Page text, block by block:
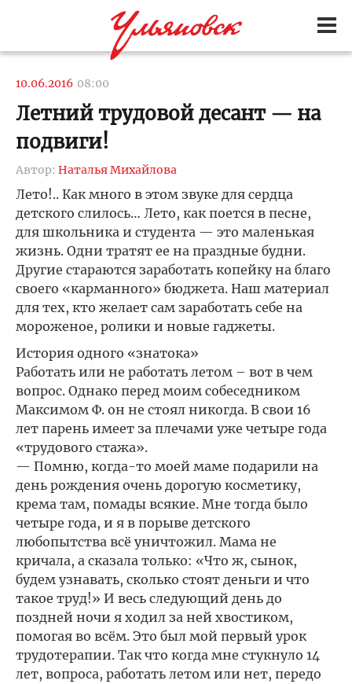
10.06.2016 08:00
Летний трудовой десант — на
подвиги!
Автор: Наталья Михайлова
Лето!.. Как много в этом звуке для сердца
детского слилось… Лето, как поется в песне,
для школьника и студента — это маленькая
жизнь. Одни тратят ее на праздные будни.
Другие стараются заработать копейку на благо
своего «карманного» бюджета. Наш материал
для тех, кто желает сам заработать себе на
мороженое, ролики и новые гаджеты.
История одного «знатока»
Работать или не работать летом – вот в чем
вопрос. Однако перед моим собеседником
Максимом Ф. он не стоял никогда. В свои 16
лет парень имеет за плечами уже четыре года
«трудового стажа».
— Помню, когда-то моей маме подарили на
день рождения очень дорогую косметику,
крема там, помады всякие. Мне тогда было
четыре года, и я в порыве детского
любопытства всё уничтожил. Мама не
кричала, а сказала только: «Что ж, сынок,
будем узнавать, сколько стоят деньги и что
такое труд!» И весь следующий день до
поздней ночи я ходил за ней хвостиком,
помогая во всём. Это был мой первый урок
трудотерапии. Так что когда мне стукнуло 14
лет, вопроса, работать летом или нет, передо